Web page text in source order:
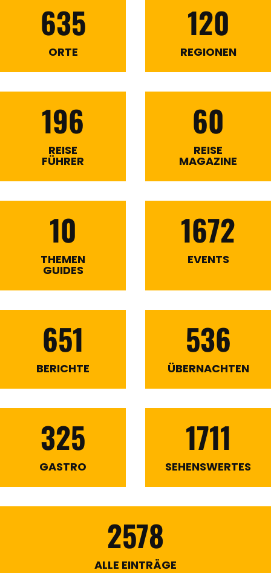
635
ORTE
120
REGIONEN
196
REISE
FÜHRER
60
REISE
MAGAZINE
10
THEMEN
GUIDES
1672
EVENTS
651
BERICHTE
536
ÜBERNACHTEN
325
GASTRO
1711
SEHENSWERTES
2578
ALLE EINTRÄGE